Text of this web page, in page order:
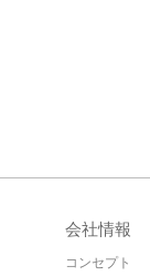
会社情報
コンセプト